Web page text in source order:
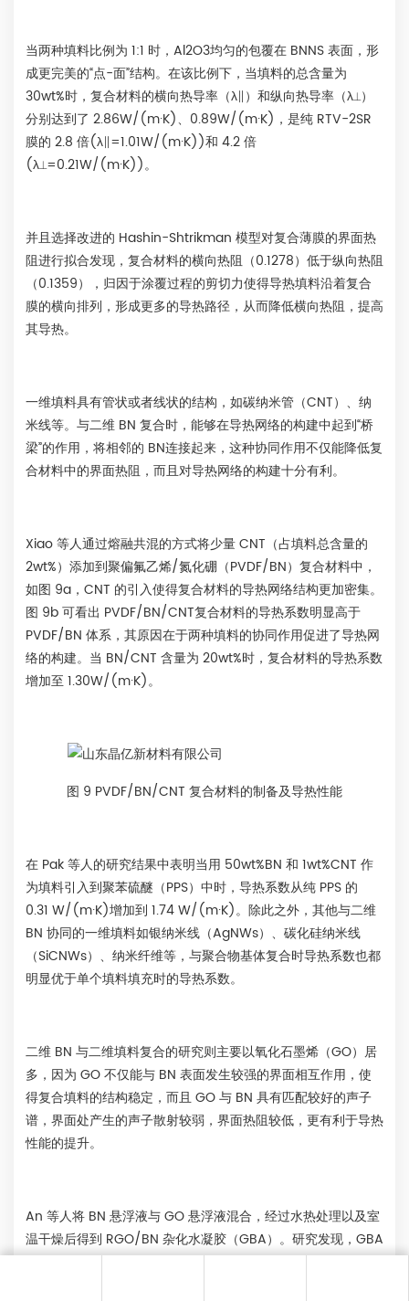
当两种填料比例为 1:1 时，Al2O3均匀的包覆在 BNNS 表面，形
成更完美的“点-面”结构。在该比例下，当填料的总含量为
30wt%时，复合材料的横向热导率（λ∥）和纵向热导率（λ⟂）
分别达到了 2.86W/(m·K)、0.89W/(m·K)，是纯 RTV-2SR
膜的 2.8 倍(λ∥=1.01W/(m·K))和 4.2 倍
(λ⟂=0.21W/(m·K))。
并且选择改进的 Hashin-Shtrikman 模型对复合薄膜的界面热
阻进行拟合发现，复合材料的横向热阻（0.1278）低于纵向热阻
（0.1359），归因于涂覆过程的剪切力使得导热填料沿着复合
膜的横向排列，形成更多的导热路径，从而降低横向热阻，提高
其导热。
一维填料具有管状或者线状的结构，如碳纳米管（CNT）、纳
米线等。与二维 BN 复合时，能够在导热网络的构建中起到“桥
梁”的作用，将相邻的 BN连接起来，这种协同作用不仅能降低复
合材料中的界面热阻，而且对导热网络的构建十分有利。
Xiao 等人通过熔融共混的方式将少量 CNT（占填料总含量的
2wt%）添加到聚偏氟乙烯/氮化硼（PVDF/BN）复合材料中，
如图 9a，CNT 的引入使得复合材料的导热网络结构更加密集。
图 9b 可看出 PVDF/BN/CNT复合材料的导热系数明显高于
PVDF/BN 体系，其原因在于两种填料的协同作用促进了导热网
络的构建。当 BN/CNT 含量为 20wt%时，复合材料的导热系数
增加至 1.30W/(m·K)。
图 9 PVDF/BN/CNT 复合材料的制备及导热性能
在 Pak 等人的研究结果中表明当用 50wt%BN 和 1wt%CNT 作
为填料引入到聚苯硫醚（PPS）中时，导热系数从纯 PPS 的
0.31 W/(m·K)增加到 1.74 W/(m·K)。除此之外，其他与二维
BN 协同的一维填料如银纳米线（AgNWs）、碳化硅纳米线
（SiCNWs）、纳米纤维等，与聚合物基体复合时导热系数也都
明显优于单个填料填充时的导热系数。
二维 BN 与二维填料复合的研究则主要以氧化石墨烯（GO）居
多，因为 GO 不仅能与 BN 表面发生较强的界面相互作用，使
得复合填料的结构稳定，而且 GO 与 BN 具有匹配较好的声子
谱，界面处产生的声子散射较弱，界面热阻较低，更有利于导热
性能的提升。
An 等人将 BN 悬浮液与 GO 悬浮液混合，经过水热处理以及室
温干燥后得到 RGO/BN 杂化水凝胶（GBA）。研究发现，GBA
具有高度各向异性的结构，片与片之间形成连续的导热路径，有